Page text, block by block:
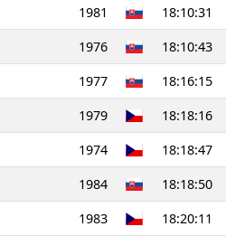
1981
18:10:31
1976
18:10:43
1977
18:16:15
1979
18:18:16
1974
18:18:47
1984
18:18:50
1983
18:20:11